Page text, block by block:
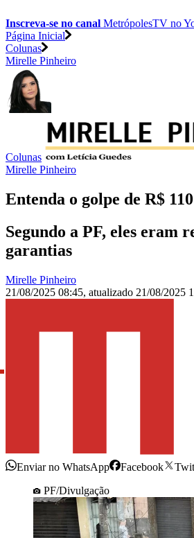
Inscreva-se no canal MetrópolesTV no
Página Inicial
Colunas
Mirelle Pinheiro
Colunas
Mirelle Pinheiro
Entenda o golpe de R$
Segundo a PF, eles eram
garantias
Mirelle Pinheiro
21/08/2025 08:45, atualizado 21/08/2025
Enviar no WhatsApp Facebook
PF/Divulgação